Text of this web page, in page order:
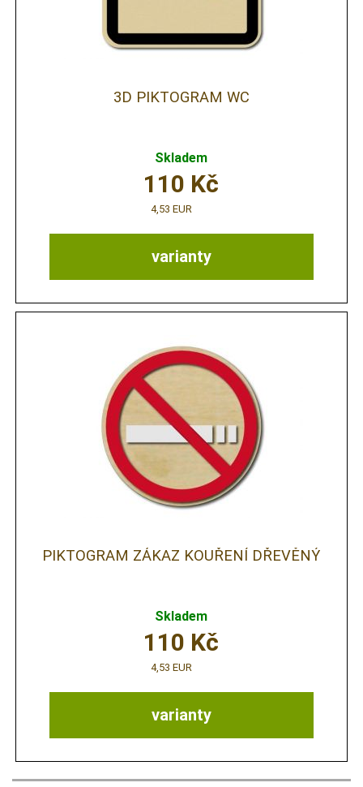
3D PIKTOGRAM WC
Skladem
varianty
110 Kč
4,53 EUR
PIKTOGRAM ZÁKAZ KOUŘENÍ DŘEVĚNÝ
Skladem
varianty
110 Kč
4,53 EUR